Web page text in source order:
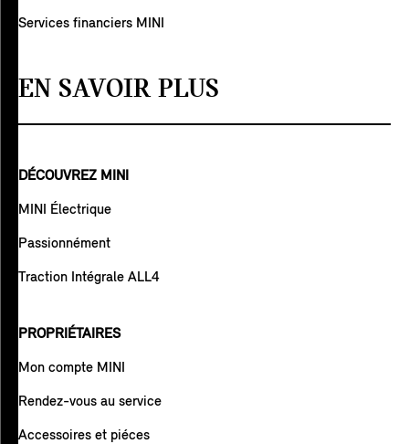
Services financiers MINI
EN SAVOIR PLUS
DÉCOUVREZ MINI
MINI Électrique
Passionnément
Traction Intégrale ALL4
PROPRIÉTAIRES
Mon compte MINI
Rendez-vous au service
Accessoires et piéces